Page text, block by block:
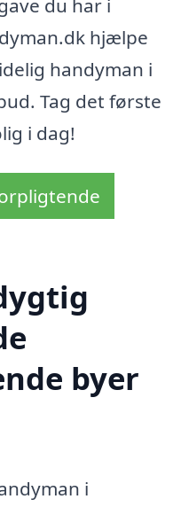
du har i
hjælpe
handyman i
Tag det første
i dag!
byer
i